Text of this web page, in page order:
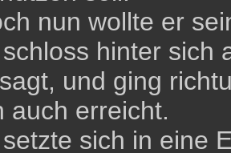
nun wollte er
hinter sich
und ging
auch erreicht.
sich in eine